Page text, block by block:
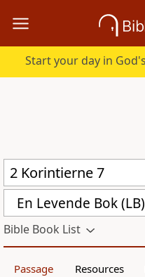
En Levende Bok (LB)
Bible Book List
Passage Resources